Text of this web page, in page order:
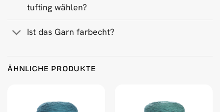
tufting wählen?
Ist das Garn farbecht?
ÄHNLICHE PRODUKTE